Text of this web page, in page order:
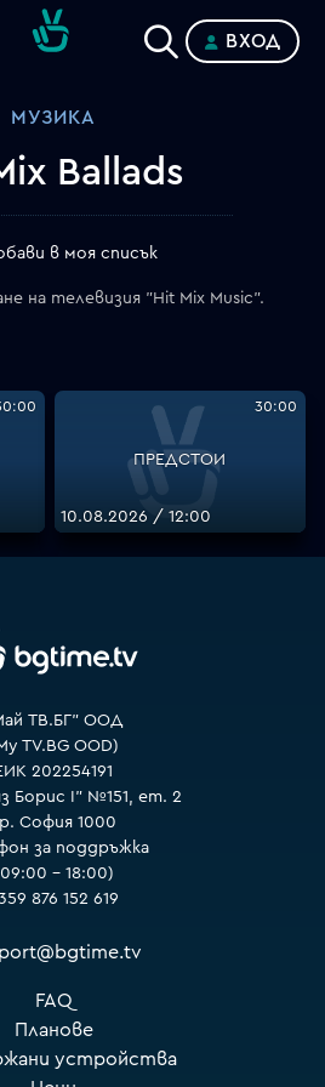
ВХОД
МУЗИКА
Ballads
в моя списък
на телевизия "Hit Mix Music".
ПРЕДСТОИ
30:00
10.08.2026 / 12:00
ТВ.БГ" ООД
TV.BG OOD)
202254191
Борис I" №151, ет. 2
София 1000
за поддръжка
– 18:00)
876 152 619
FAQ
Планове
устройства